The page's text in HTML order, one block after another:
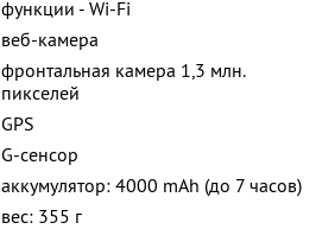
функции - Wi-Fi
веб-камера
фронтальная камера 1,3 млн.
пикселей
GPS
G-сенсор
аккумулятор: 4000 mAh (до 7 часов)
вес: 355 г